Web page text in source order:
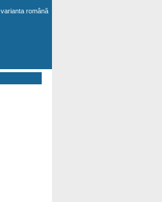
varianta română